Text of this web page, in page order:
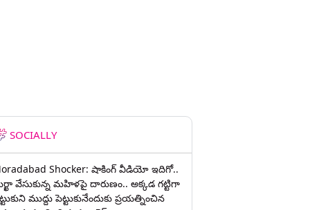
SOCIALLY
Shocker: షాకింగ్ వీడియో ఇదిగో..
వేసుకున్న మహిళపై దారుణం.. అక్కడ గట్టిగా
ముద్దు పెట్టుకునేందుకు ప్రయత్నించిన